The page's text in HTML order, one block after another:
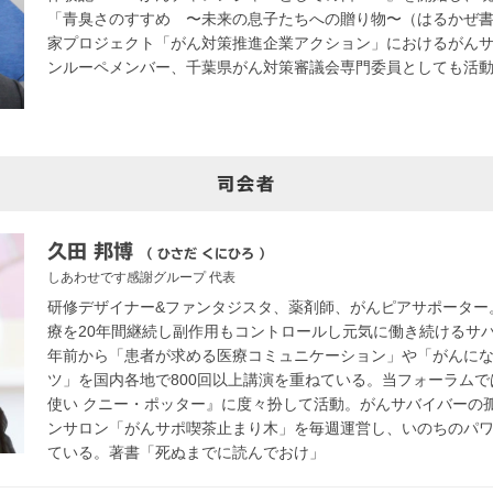
「青臭さのすすめ 〜未来の息子たちへの贈り物〜（はるかぜ
家プロジェクト「がん対策推進企業アクション」におけるがん
ンルーペメンバー、千葉県がん対策審議会専門委員としても活
司会者
久田 邦博 （ ひさだ くにひろ ）
しあわせです感謝グループ代表
研修デザイナー&ファンタジスタ、薬剤師、がんピアサポータ
療を20年間継続し副作用もコントロールし元気に働き続けるサ
年前から「患者が求める医療コミュニケーション」や「がんに
ツ」を国内各地で800回以上講演を重ねている。当フォーラム
使い クニー・ポッター』に度々扮して活動。がんサバイバーの
ンサロン「がんサポ喫茶止まり木」を毎週運営し、いのちのパ
ている。著書「死ぬまでに読んでおけ」